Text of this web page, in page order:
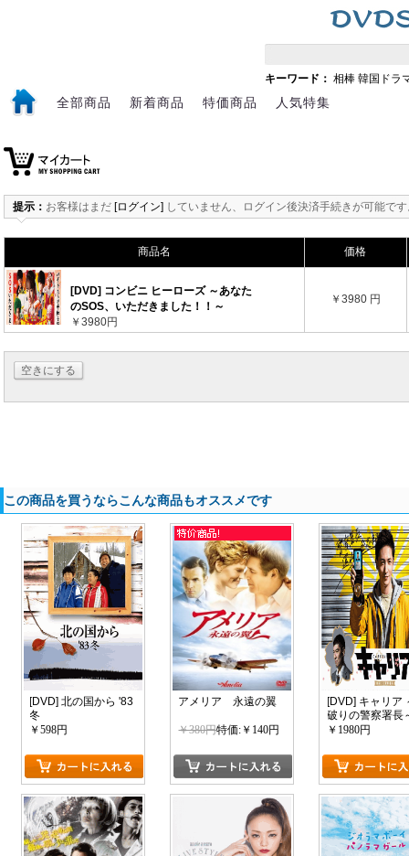
キーワード： 相棒 韓国ドラ
全部商品 新着商品 特価商品 人気特集
提示： お客様はまだ [ログイン] していません、ログイン後決済手続きが可能で
商品名 価格
[DVD] コンビニ ヒーローズ ～あなた
のSOS、いただきました！！～
￥3980円
￥3980 円
空きにする
この商品を買うならこんな商品もオススメです
[DVD] 北の国から '83
冬
￥598円
アメリア 永遠の翼
￥380円特価:￥140円
[DVD] キャリア
破りの警察署長
【完全版】(初
￥1980円